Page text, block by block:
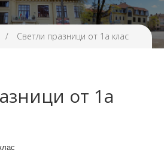
Прием
Проекти и дейности
/ Светли празници от 1а клас
от 1а